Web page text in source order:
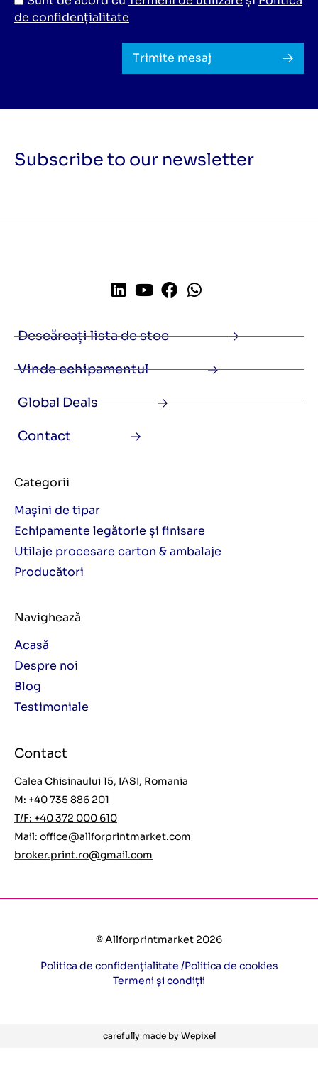
de confidențialitate
Trimite mesaj
Subscribe to our newsletter
Descărcați lista de stoc
Vinde echipamentul
Global Deals
Contact
Categorii
Mașini de tipar
Echipamente legătorie și finisare
Utilaje procesare carton & ambalaje
Producători
Navighează
Acasă
Despre noi
Blog
Testimoniale
Contact
Calea Chisinaului 15, IASI, Romania
M: +40 735 886 201
T/F: +40 372 000 610
Mail: office@allforprintmarket.com
broker.print.ro@gmail.com
© Allforprintmarket 2026
Politica de confidențialitate /Politica de cookies
Termeni și condiții
carefully made by Wepixel